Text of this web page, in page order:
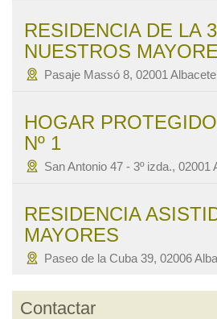
RESIDENCIA DE LA
NUESTROS
Pasaje Massó 8, 02001
HOGAR
Nº 1
San Antonio 47 - 3º izda., 02001
RESIDENCIA
MAYORES
Paseo de la Cuba 39, 02006
Contactar